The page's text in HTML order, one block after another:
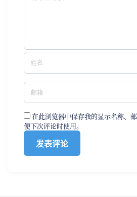
在此浏览器中保存我的显示名称、
便下次评论时使用。